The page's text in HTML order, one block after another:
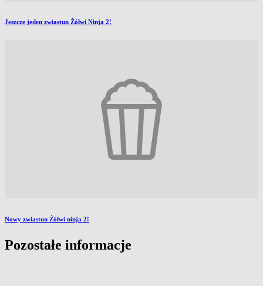
Jeszcze jeden zwiastun Żółwi Ninja 2!
Nowy zwiastun Żółwi ninja 2!
Pozostałe informacje